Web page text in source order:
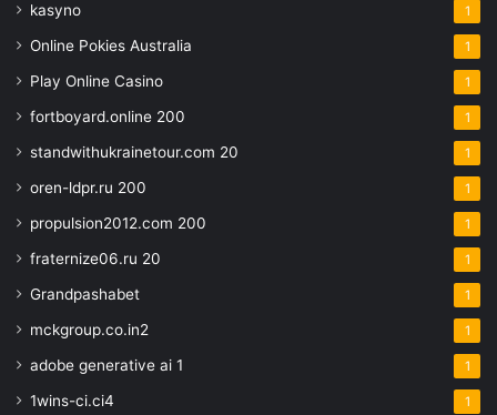
kasyno 1
Online Pokies Australia 1
Play Online Casino 1
fortboyard.online 200 1
standwithukrainetour.com 20 1
oren-ldpr.ru 200 1
propulsion2012.com 200 1
fraternize06.ru 20 1
Grandpashabet 1
mckgroup.co.in2 1
adobe generative ai 1 1
1wins-ci.ci4 1